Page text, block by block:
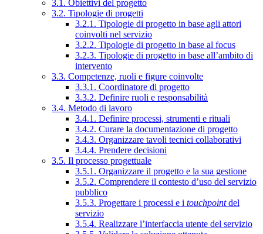
3.1. Obiettivi del progetto
3.2. Tipologie di progetti
3.2.1. Tipologie di progetto in base agli attori
coinvolti nel servizio
3.2.2. Tipologie di progetto in base al focus
3.2.3. Tipologie di progetto in base all’ambito di
intervento
3.3. Competenze, ruoli e figure coinvolte
3.3.1. Coordinatore di progetto
3.3.2. Definire ruoli e responsabilità
3.4. Metodo di lavoro
3.4.1. Definire processi, strumenti e rituali
3.4.2. Curare la documentazione di progetto
3.4.3. Organizzare tavoli tecnici collaborativi
3.4.4. Prendere decisioni
3.5. Il processo progettuale
3.5.1. Organizzare il progetto e la sua gestione
3.5.2. Comprendere il contesto d’uso del servizio
pubblico
3.5.3. Progettare i processi e i touchpointdel
servizio
3.5.4. Realizzare l’interfaccia utente del servizio